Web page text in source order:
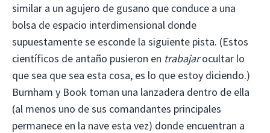
similar a un agujero de gusano que conduce a una
bolsa de espacio interdimensional donde
supuestamente se esconde la siguiente pista. (Estos
científicos de antaño pusieron en trabajarocultar lo
que sea que sea esta cosa, es lo que estoy diciendo.)
Burnham y Book toman una lanzadera dentro de ella
(al menos uno de sus comandantes principales
permanece en la nave esta vez) donde encuentran a